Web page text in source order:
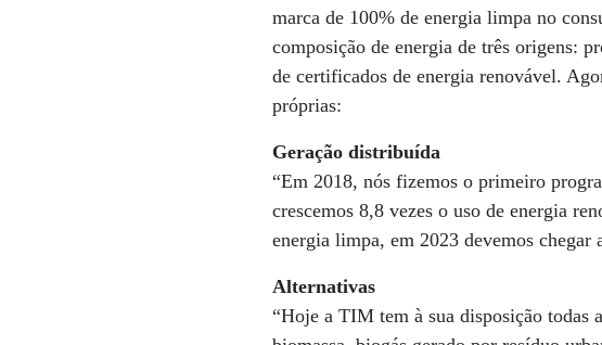
marca de 100% de energia limpa no
composição de energia de três origens:
de certificados de energia renovável.
próprias:
Geração distribuída
“Em 2018, nós fizemos o primeiro
crescemos 8,8 vezes o uso de energia
energia limpa, em 2023 devemos chegar
Alternativas
“Hoje a TIM tem à sua disposição todas